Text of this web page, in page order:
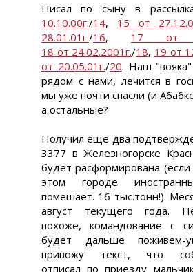
Писал по сыну в
10.10.00г./14, 15 от
28.01.01г./16, 17 от
18 от 24.02.2001г./18, 19 от
от 20.05.01г./20. Наш
рядом с нами, лечится в
мы уже почти спасли (и
а остальные?
Получил еще два
3377 в Железногорске
будет расформирована
этом городе
помешает. 16 тыс.тонн!).
август текущего года.
похоже, командование с
будет дальше поживем-
привожу текст, что
отписал по приезду